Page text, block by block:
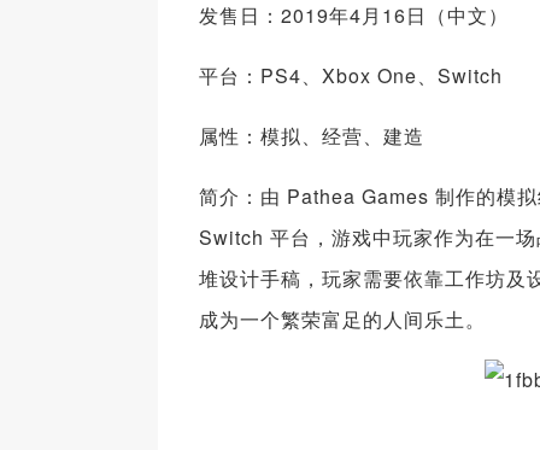
发售日：2019年4月16日（中文）
平台：PS4、Xbox One、Switch
属性：模拟、经营、建造
简介：由 Pathea Games 制作的模
Switch 平台，游戏中玩家作为在一
堆设计手稿，玩家需要依靠工作坊及
成为一个繁荣富足的人间乐土。